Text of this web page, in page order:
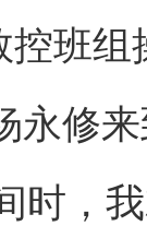
班
修来
，我